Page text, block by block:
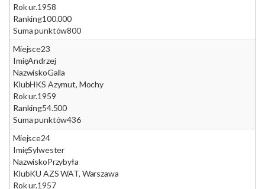
Rok ur.1958
Ranking100.000
Suma punktów800
Miejsce23
ImięAndrzej
NazwiskoGalla
KlubHKS Azymut, Mochy
Rok ur.1959
Ranking54.500
Suma punktów436
Miejsce24
ImięSylwester
NazwiskoPrzybyła
KlubKU AZS WAT, Warszawa
Rok ur.1957